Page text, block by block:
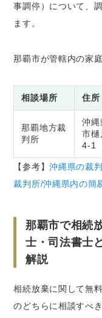
事調停）について、
ます。
那覇市が管轄内の家
相談場所 住所
那覇地方裁
判所
沖縄
市樋
4-1
【参考】沖縄県の裁
裁判所/沖縄県内の簡
那覇市で相続
士・司法書士
解説
相続放棄に関して無
のどちらに相談すべ